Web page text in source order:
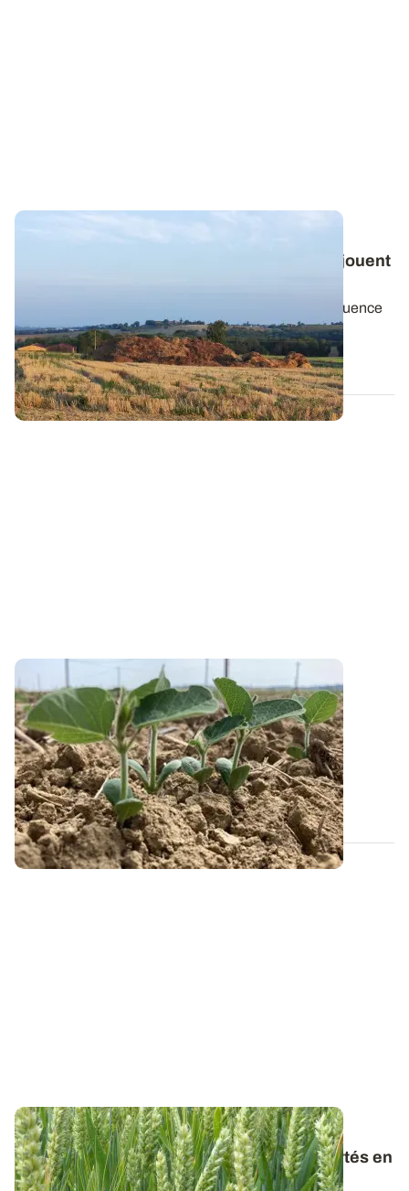
Observatoire PhosphoBio : ces éléments jouent
Après avoir présenté les facteurs qui n’ont pas d’influence
sur la fertilité en phosphore...
25 MARS 2024
PROJET TERMINÉ
Vers un outil de diagnostic du stress lié au
phosphore sur soja
Actuellement, seules les graminées et les prairies
bénéficient d’outils de diagnostic...
23 MAI 2023
PROJET TERMINÉ
Teneurs en phosphore des organes exportés en
AB : des différences notables avec les